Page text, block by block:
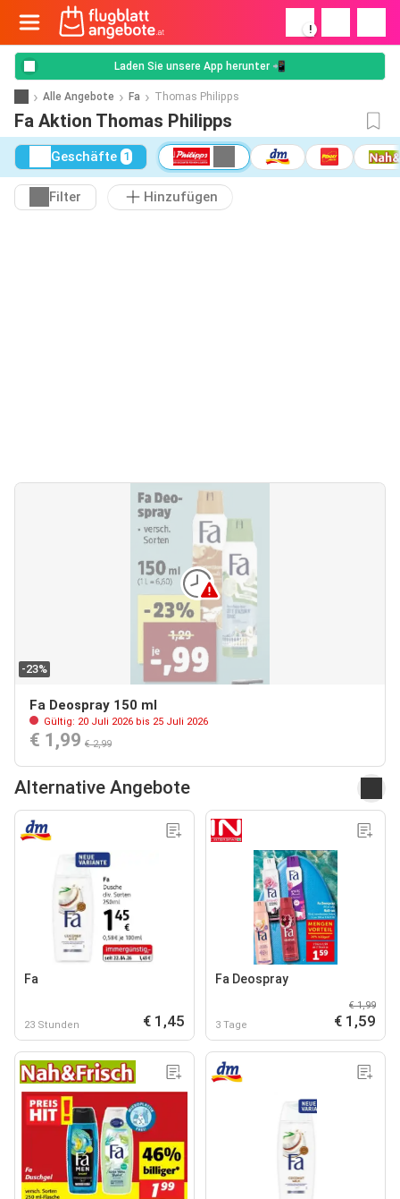
!
Laden Sie unsere App herunter 📲
Alle Angebote Fa Thomas Philipps
Fa Aktion Thomas Philipps
Geschäfte 1
Filter Hinzufügen
-23%
Fa Deospray 150 ml
Gültig: 20 Juli 2026 bis 25 Juli 2026
€ 1,99 € 2,99
Alternative Angebote
Fa
23 Stunden € 1,45
Fa Deospray
3 Tage
€ 1,99
€ 1,59